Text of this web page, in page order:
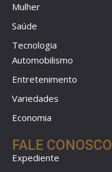
Mulher
Saúde
Tecnologia
Automobilismo
Entretenimento
Variedades
Economia
FALE CONOSCO
Expediente